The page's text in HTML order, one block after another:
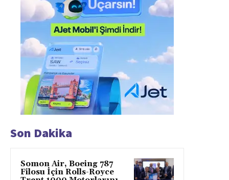
Son Dakika
Somon Air, Boeing 787
Filosu İçin Rolls-Royce